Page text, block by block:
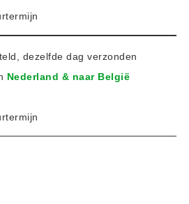
dezelfde dag verzonden
Nederland & naar België